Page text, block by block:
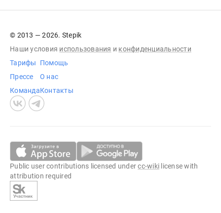
© 2013 — 2026. Stepik
Наши условия использования и конфиденциальности
Тарифы
Прессе
Команда
Помощь
О нас
Контакты
Public user contributions licensed undercc-wiki license with
attribution required